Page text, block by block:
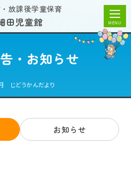
田児童館
放課後学童保育
田児童館
・お知らせ
じどうかんだより
お知らせ